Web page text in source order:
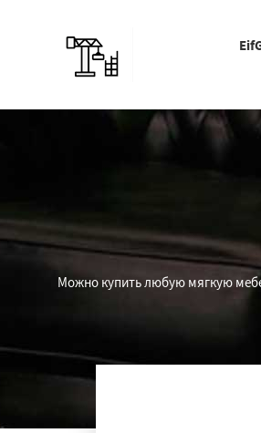
Можно купить любую мягкую